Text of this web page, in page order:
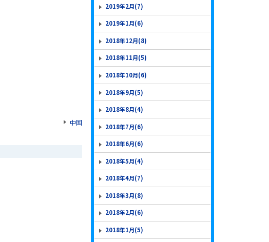
中国
2019年2月(7)
2019年1月(6)
2018年12月(8)
2018年11月(5)
2018年10月(6)
2018年9月(5)
2018年8月(4)
2018年7月(6)
2018年6月(6)
2018年5月(4)
2018年4月(7)
2018年3月(8)
2018年2月(6)
2018年1月(5)